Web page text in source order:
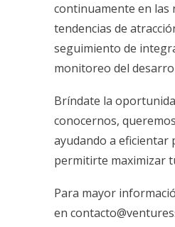
continuamente en las
tendencias de
seguimiento de
monitoreo del
Bríndate la
conocernos,
ayudando a eficientar
permitirte maximizar
Para mayor
en